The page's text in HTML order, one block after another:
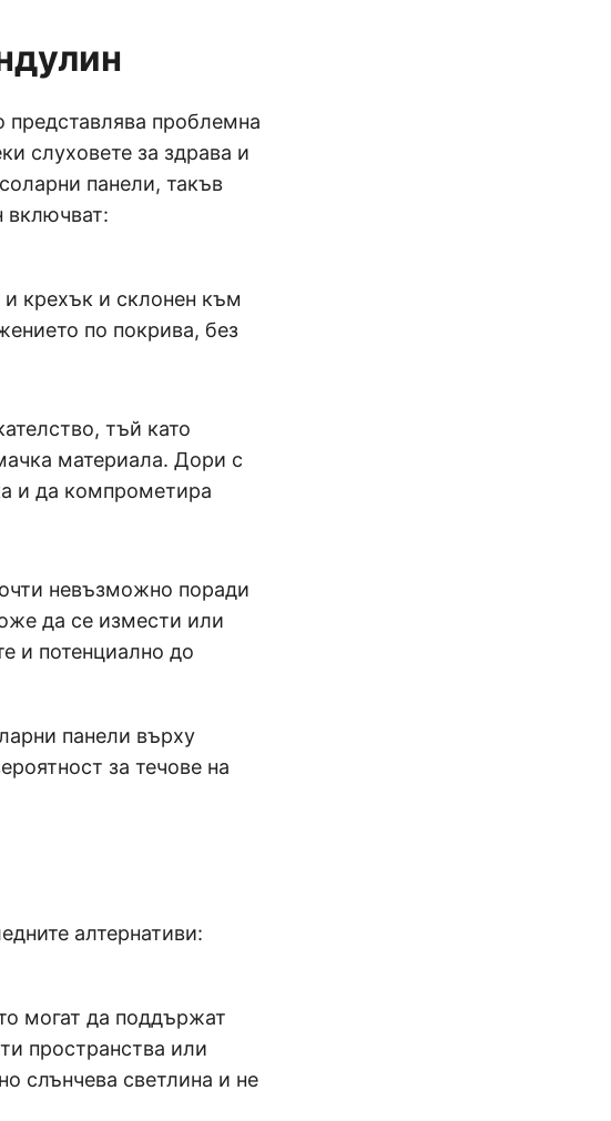
проблемна
слуховете за здрава и
панели, такъв
включват:
крехък и склонен към
по покрива, без
тъй като
материала. Дори с
и да компрометира
невъзможно поради
да се измести или
и потенциално до
панели върху
за течове на
алтернативи:
могат да поддържат
пространства или
слънчева светлина и не